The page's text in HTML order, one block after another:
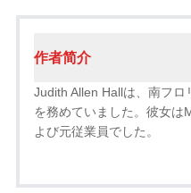
作者简介
Judith Allen Hallは、南フ
を務めていました。彼女は
よび元従業員でした。